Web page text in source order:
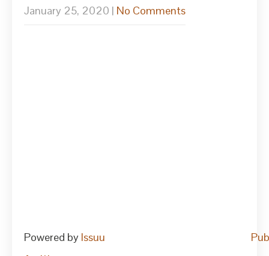
January 25, 2020 | No Comments
Powered by Issuu